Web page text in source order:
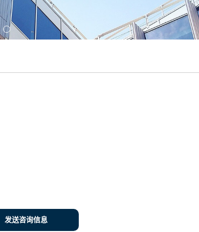
发送咨询信息